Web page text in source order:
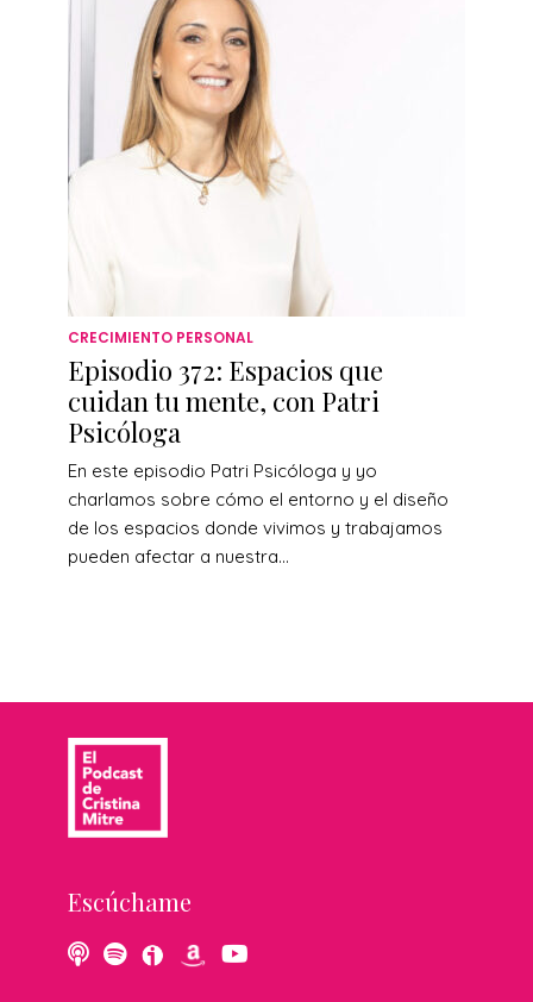
CRECIMIENTO PERSONAL
Episodio 372: Espacios que
cuidan tu mente, con Patri
Psicóloga
En este episodio Patri Psicóloga y yo
charlamos sobre cómo el entorno y el diseño
de los espacios donde vivimos y trabajamos
pueden afectar a nuestra...
Escúchame